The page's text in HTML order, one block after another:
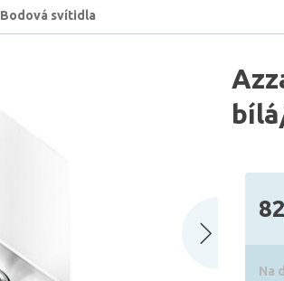
Bodová svítidla
Na